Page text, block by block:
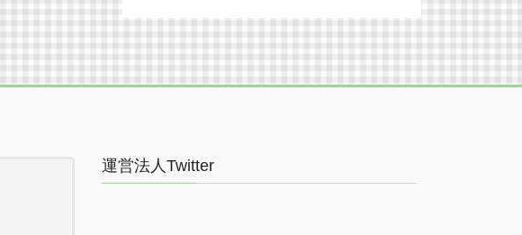
運営法人Twitter